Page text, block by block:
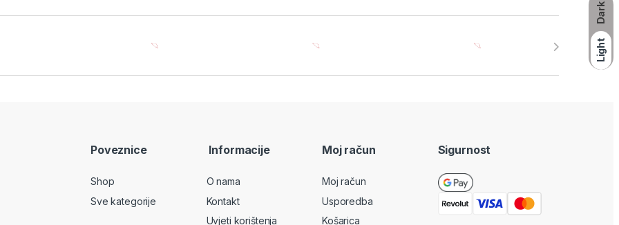
Dark
Light
Poveznice
Shop
Sve kategorije
Informacije
O nama
Kontakt
Uvjeti korištenja
Moj račun
Moj račun
Usporedba
Košarica
Sigurnost